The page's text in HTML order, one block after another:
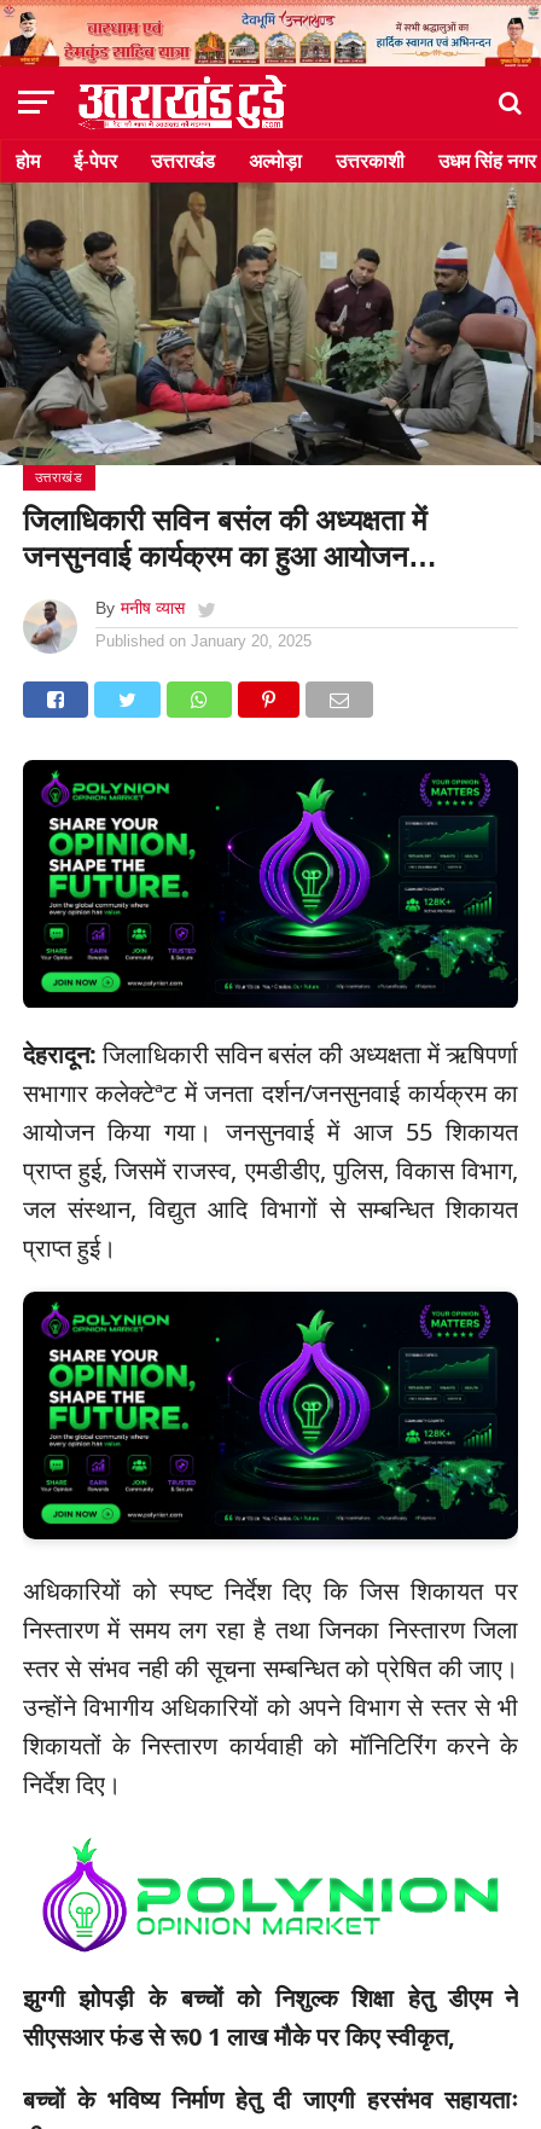
होम ई-पेपर उत्तराखंड अल्मोड़ा उत्तरकाशी उधम सिंह नगर
उत्तराखंड
जिलाधिकारी सविन बसंल की अध्यक्षता में
जनसुनवाई कार्यक्रम का हुआ आयोजन…
By मनीष व्यास
Published on January 20, 2025
देहरादून:जिलाधिकारी सविन बसंल की अध्यक्षता में ऋषिपर्णा
सभागार कलेक्टेªट में जनता दर्शन/जनसुनवाई कार्यक्रम का
आयोजन किया गया। जनसुनवाई में आज 55 शिकायत
प्राप्त हुई, जिसमें राजस्व, एमडीडीए, पुलिस, विकास विभाग,
जल संस्थान, विद्युत आदि विभागों से सम्बन्धित शिकायत
प्राप्त हुई।
अधिकारियों को स्पष्ट निर्देश दिए कि जिस शिकायत पर
निस्तारण में समय लग रहा है तथा जिनका निस्तारण जिला
स्तर से संभव नही की सूचना सम्बन्धित को प्रेषित की जाए।
उन्होंने विभागीय अधिकारियों को अपने विभाग से स्तर से भी
शिकायतों के निस्तारण कार्यवाही को मॉनिटिरिंग करने के
निर्देश दिए।
झुग्गी झोेपड़ी के बच्चों को निशुल्क शिक्षा हेतु डीएम ने
सीएसआर फंड से रू0 1 लाख मौके पर किए स्वीकृत,
बच्चों के भविष्य निर्माण हेतु दी जाएगी हरसंभव सहायताः